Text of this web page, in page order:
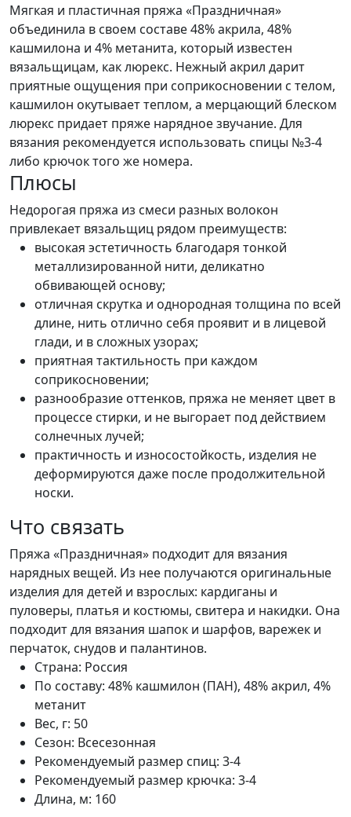
Мягкая и пластичная пряжа «Праздничная»
объединила в своем составе 48% акрила, 48%
кашмилона и 4% метанита, который известен
вязальщицам, как люрекс. Нежный акрил дарит
приятные ощущения при соприкосновении с телом,
кашмилон окутывает теплом, а мерцающий блеском
люрекс придает пряже нарядное звучание. Для
вязания рекомендуется использовать спицы №3-4
либо крючок того же номера.
Плюсы
Недорогая пряжа из смеси разных волокон
привлекает вязальщиц рядом преимуществ:
высокая эстетичность благодаря тонкой
металлизированной нити, деликатно
обвивающей основу;
отличная скрутка и однородная толщина по всей
длине, нить отлично себя проявит и в лицевой
глади, и в сложных узорах;
приятная тактильность при каждом
соприкосновении;
разнообразие оттенков, пряжа не меняет цвет в
процессе стирки, и не выгорает под действием
солнечных лучей;
практичность и износостойкость, изделия не
деформируются даже после продолжительной
носки.
Что связать
Пряжа «Праздничная» подходит для вязания
нарядных вещей. Из нее получаются оригинальные
изделия для детей и взрослых: кардиганы и
пуловеры, платья и костюмы, свитера и накидки. Она
подходит для вязания шапок и шарфов, варежек и
перчаток, снудов и палантинов.
Страна: Россия
По составу: 48% кашмилон (ПАН), 48% акрил, 4%
метанит
Вес, г: 50
Сезон: Всесезонная
Рекомендуемый размер спиц: 3-4
Рекомендуемый размер крючка: 3-4
Длина, м: 160